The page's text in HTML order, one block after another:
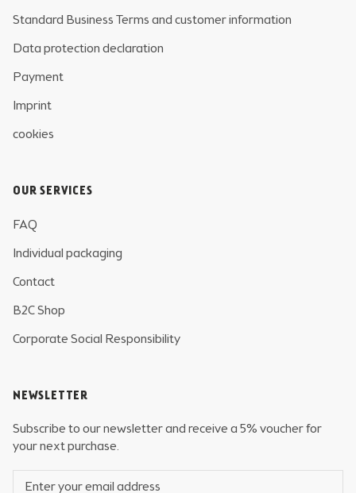
Standard Business Terms and customer information
Data protection declaration
Payment
Imprint
cookies
OUR SERVICES
FAQ
Individual packaging
Contact
B2C Shop
Corporate Social Responsibility
NEWSLETTER
Subscribe to our newsletter and receive a 5% voucher for
your next purchase.